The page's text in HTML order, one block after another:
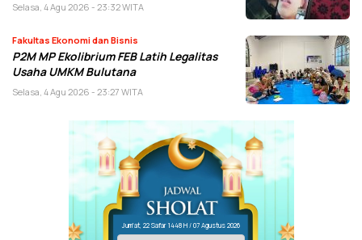
Selasa, 4 Agu 2026 - 23:32 WITA
Fakultas Ekonomi dan Bisnis
P2M MP Ekolibrium FEB Latih Legalitas
Usaha UMKM Bulutana
Selasa, 4 Agu 2026 - 23:27 WITA
Jum'at, 22 Safar 1448 H / 07 Agustus 2026